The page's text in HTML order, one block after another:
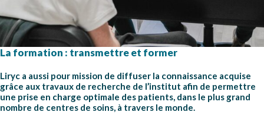
La formation : transmettre et former
Liryc a aussi pour mission de diffuser la connaissance acquise
grâce aux travaux de recherche de l’institut afin de permettre
une prise en charge optimale des patients, dans le plus grand
nombre de centres de soins, à travers le monde.